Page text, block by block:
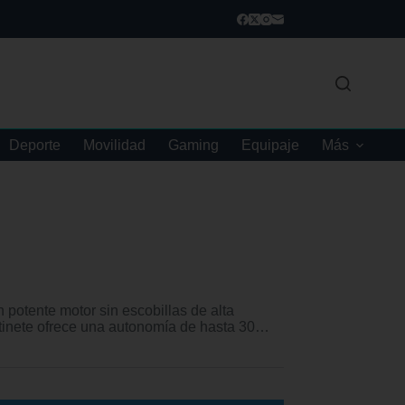
Deporte Movilidad Gaming Equipaje Más
motor sin escobillas de alta
ofrece una autonomía de hasta 30…